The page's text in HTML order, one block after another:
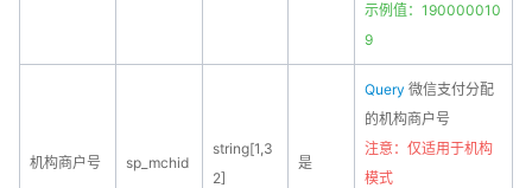
示例值：190000010
9
机构商户号 sp_mchid
string[1,3
2]
是
Query 微信支付分配
的机构商户号
注意：仅适用于机构
模式